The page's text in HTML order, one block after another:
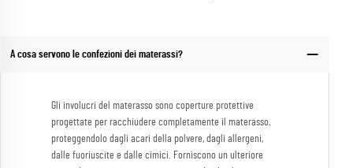
A cosa servono le confezioni dei materassi?
Gli involucri del materasso sono coperture protettive
progettate per racchiudere completamente il materasso,
proteggendolo dagli acari della polvere, dagli allergeni,
dalle fuoriuscite e dalle cimici. Forniscono un ulteriore